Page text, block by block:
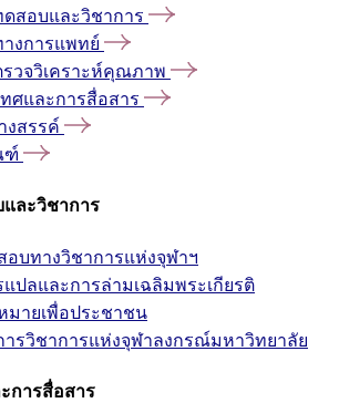
สอบและวิชาการ
งการแพทย์
รวจวิเคราะห์คุณภาพ
ศและการสื่อสาร
งสรรค์
ฑ์
ละวิชาการ
อบทางวิชาการแห่งจุฬาฯ
ปลและการล่ามเฉลิมพระเกียรติ
มายเพื่อประชาชน
ารวิชาการแห่งจุฬาลงกรณ์มหาวิทยาลัย
การสื่อสาร